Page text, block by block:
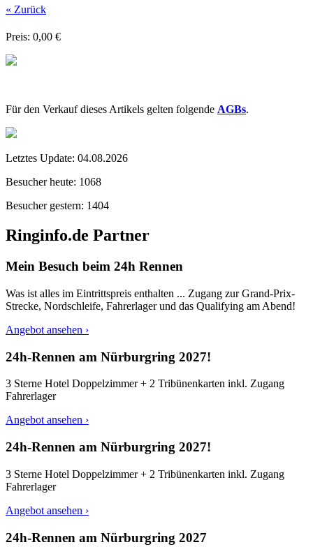
« Zurück
Preis: 0,00 €
Für den Verkauf dieses Artikels gelten folgende AGBs.
Letztes Update: 04.08.2026
Besucher heute: 1068
Besucher gestern: 1404
Ringinfo.de Partner
Mein Besuch beim 24h Rennen
Was ist alles im Eintrittspreis enthalten ... Zugang zur Grand-Prix-
Strecke, Nordschleife, Fahrerlager und das Qualifying am Abend!
Angebot ansehen ›
24h-Rennen am Nürburgring 2027!
3 Sterne Hotel Doppelzimmer + 2 Tribünenkarten inkl. Zugang
Fahrerlager
Angebot ansehen ›
24h-Rennen am Nürburgring 2027!
3 Sterne Hotel Doppelzimmer + 2 Tribünenkarten inkl. Zugang
Fahrerlager
Angebot ansehen ›
24h-Rennen am Nürburgring 2027